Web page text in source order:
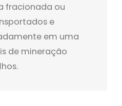
fracionada ou
e
em uma
de mineração